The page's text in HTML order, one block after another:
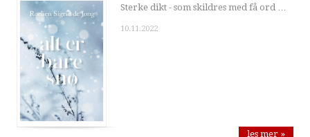
Sterke dikt - som skildres med få ord …
10.11.2022
les mer »